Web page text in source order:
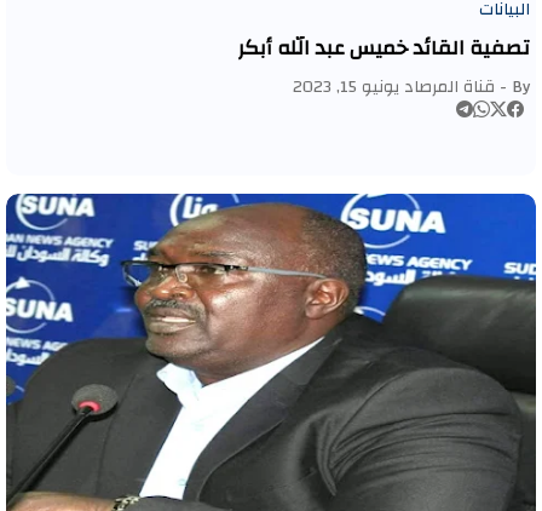
البيانات
تصفية القائد خميس عبد الله أبكر
By - قناة المرصاديونيو 15, 2023